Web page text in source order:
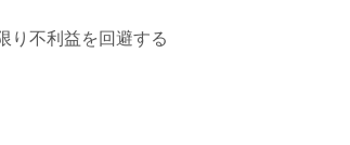
り不利益を回避する